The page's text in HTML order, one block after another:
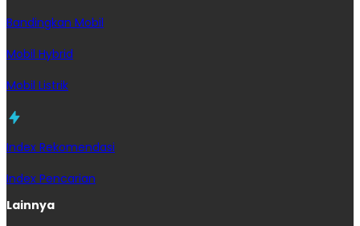
Bandingkan Mobil
Mobil Hybrid
Mobil Listrik
Index Rekomendasi
Index Pencarian
Lainnya